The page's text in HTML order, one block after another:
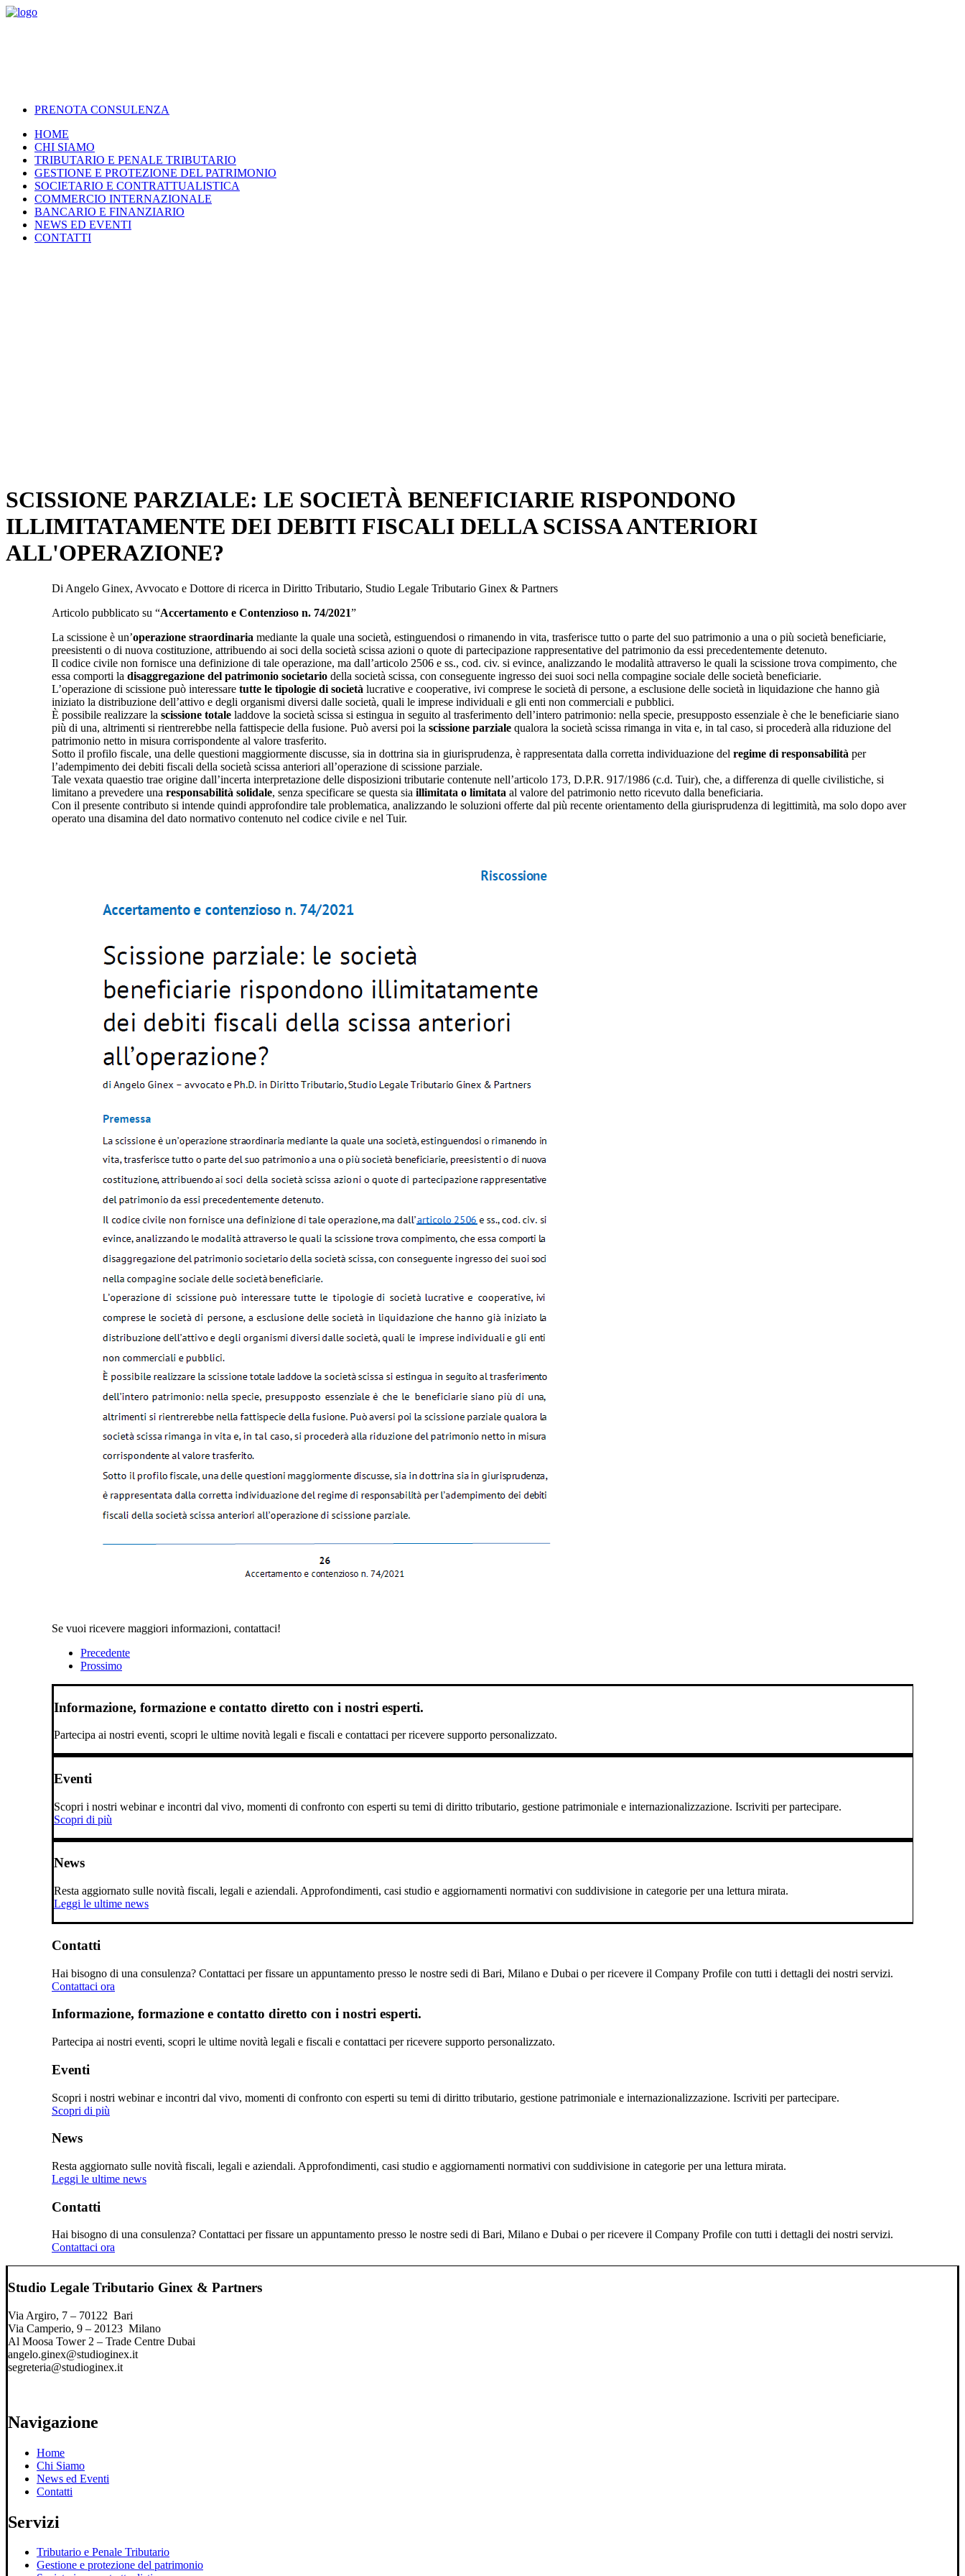
PRENOTA CONSULENZA
HOME
CHI SIAMO
TRIBUTARIO E PENALE TRIBUTARIO
GESTIONE E PROTEZIONE DEL PATRIMONIO
SOCIETARIO E CONTRATTUALISTICA
COMMERCIO INTERNAZIONALE
BANCARIO E FINANZIARIO
NEWS ED EVENTI
CONTATTI
SCISSIONE PARZIALE: LE SOCIETÀ BENEFICIARIE RISPONDONO
ILLIMITATAMENTE DEI DEBITI FISCALI DELLA SCISSA ANTERIORI
ALL'OPERAZIONE?
Di Angelo Ginex, Avvocato e Dottore di ricerca in Diritto Tributario, Studio Legale Tributario Ginex & Partners
Articolo pubblicato su “Accertamento e Contenzioso n. 74/2021”
La scissione è un’operazione straordinaria mediante la quale una società, estinguendosi o rimanendo in vita, trasferisce tutto o parte del suo patrimonio a una o più società beneficiarie,
preesistenti o di nuova costituzione, attribuendo ai soci della società scissa azioni o quote di partecipazione rappresentative del patrimonio da essi precedentemente detenuto.
Il codice civile non fornisce una definizione di tale operazione, ma dall’articolo 2506 e ss., cod. civ. si evince, analizzando le modalità attraverso le quali la scissione trova compimento, che
essa comporti la disaggregazione del patrimonio societario della società scissa, con conseguente ingresso dei suoi soci nella compagine sociale delle società beneficiarie.
L’operazione di scissione può interessare tutte le tipologie di società lucrative e cooperative, ivi comprese le società di persone, a esclusione delle società in liquidazione che hanno già
iniziato la distribuzione dell’attivo e degli organismi diversi dalle società, quali le imprese individuali e gli enti non commerciali e pubblici.
È possibile realizzare la scissione totale laddove la società scissa si estingua in seguito al trasferimento dell’intero patrimonio: nella specie, presupposto essenziale è che le beneficiarie siano
più di una, altrimenti si rientrerebbe nella fattispecie della fusione. Può aversi poi la scissione parziale qualora la società scissa rimanga in vita e, in tal caso, si procederà alla riduzione del
patrimonio netto in misura corrispondente al valore trasferito.
Sotto il profilo fiscale, una delle questioni maggiormente discusse, sia in dottrina sia in giurisprudenza, è rappresentata dalla corretta individuazione del regime di responsabilità per
l’adempimento dei debiti fiscali della società scissa anteriori all’operazione di scissione parziale.
Tale vexata quaestio trae origine dall’incerta interpretazione delle disposizioni tributarie contenute nell’articolo 173, D.P.R. 917/1986 (c.d. Tuir), che, a differenza di quelle civilistiche, si
limitano a prevedere una responsabilità solidale, senza specificare se questa sia illimitata o limitata al valore del patrimonio netto ricevuto dalla beneficiaria.
Con il presente contributo si intende quindi approfondire tale problematica, analizzando le soluzioni offerte dal più recente orientamento della giurisprudenza di legittimità, ma solo dopo aver
operato una disamina del dato normativo contenuto nel codice civile e nel Tuir.
Se vuoi ricevere maggiori informazioni, contattaci!
Precedente
Prossimo
Informazione, formazione e contatto diretto con i nostri esperti.
Partecipa ai nostri eventi, scopri le ultime novità legali e fiscali e contattaci per ricevere supporto personalizzato.
Eventi
Scopri i nostri webinar e incontri dal vivo, momenti di confronto con esperti su temi di diritto tributario, gestione patrimoniale e internazionalizzazione. Iscriviti per partecipare.
Scopri di più
News
Resta aggiornato sulle novità fiscali, legali e aziendali. Approfondimenti, casi studio e aggiornamenti normativi con suddivisione in categorie per una lettura mirata.
Leggi le ultime news
Contatti
Hai bisogno di una consulenza? Contattaci per fissare un appuntamento presso le nostre sedi di Bari, Milano e Dubai o per ricevere il Company Profile con tutti i dettagli dei nostri servizi.
Contattaci ora
Informazione, formazione e contatto diretto con i nostri esperti.
Partecipa ai nostri eventi, scopri le ultime novità legali e fiscali e contattaci per ricevere supporto personalizzato.
Eventi
Scopri i nostri webinar e incontri dal vivo, momenti di confronto con esperti su temi di diritto tributario, gestione patrimoniale e internazionalizzazione. Iscriviti per partecipare.
Scopri di più
News
Resta aggiornato sulle novità fiscali, legali e aziendali. Approfondimenti, casi studio e aggiornamenti normativi con suddivisione in categorie per una lettura mirata.
Leggi le ultime news
Contatti
Hai bisogno di una consulenza? Contattaci per fissare un appuntamento presso le nostre sedi di Bari, Milano e Dubai o per ricevere il Company Profile con tutti i dettagli dei nostri servizi.
Contattaci ora
Studio Legale Tributario Ginex & Partners
Via Argiro, 7 – 70122 Bari
Via Camperio, 9 – 20123 Milano
Al Moosa Tower 2 – Trade Centre Dubai
angelo.ginex@studioginex.it
segreteria@studioginex.it
Navigazione
Home
Chi Siamo
News ed Eventi
Contatti
Servizi
Tributario e Penale Tributario
Gestione e protezione del patrimonio